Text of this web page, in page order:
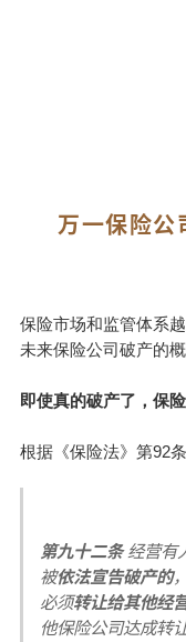
万一保险公
保险市场和监管体系
未来保险公司破产的
即使真的破产了，保
根据《保险法》第92
第九十二条 经营有
被依法宣告破产的
必须转让给其他经
他保险公司达成转